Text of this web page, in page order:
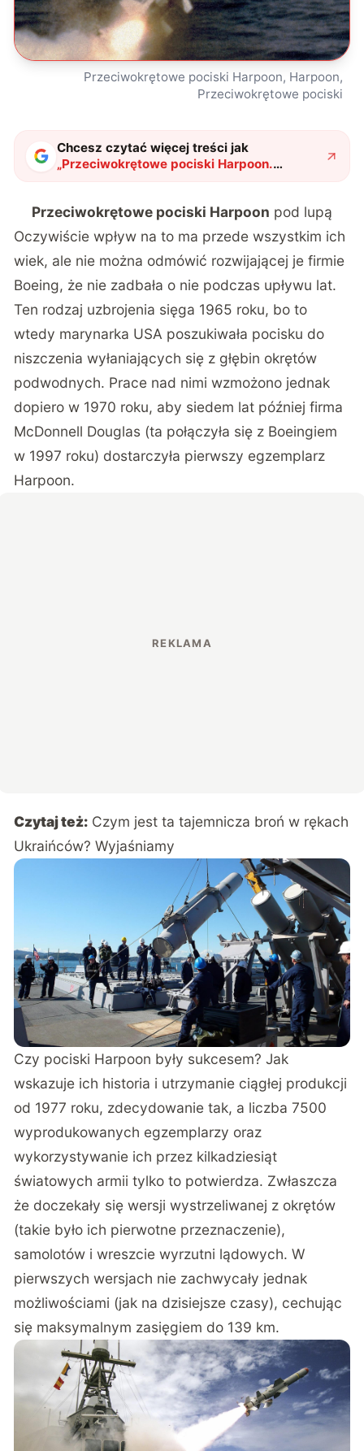
Przeciwokrętowe pociski Harpoon, Harpoon,
Przeciwokrętowe pociski
Chcesz czytać więcej treści jak
„Przeciwokrętowe pociski Harpoon.
Opisujemy lek na przytłaczającą potęgę
Przeciwokrętowe pociski Harpoon pod lupą
Oczywiście wpływ na to ma przede wszystkim ich
wiek, ale nie można odmówić rozwijającej je firmie
Boeing, że nie zadbała o nie podczas upływu lat.
Ten rodzaj uzbrojenia sięga 1965 roku, bo to
wtedy marynarka USA poszukiwała pocisku do
niszczenia wyłaniających się z głębin okrętów
podwodnych. Prace nad nimi wzmożono jednak
dopiero w 1970 roku, aby siedem lat później firma
McDonnell Douglas (ta połączyła się z Boeingiem
w 1997 roku) dostarczyła pierwszy egzemplarz
Harpoon.
Czytaj też: Czym jest ta tajemnicza broń w rękach
Ukraińców? Wyjaśniamy
Czy pociski Harpoon były sukcesem? Jak
wskazuje ich historia i utrzymanie ciągłej produkcji
od 1977 roku, zdecydowanie tak, a liczba 7500
wyprodukowanych egzemplarzy oraz
wykorzystywanie ich przez kilkadziesiąt
światowych armii tylko to potwierdza. Zwłaszcza
że doczekały się wersji wystrzeliwanej z okrętów
(takie było ich pierwotne przeznaczenie),
samolotów i wreszcie wyrzutni lądowych. W
pierwszych wersjach nie zachwycały jednak
możliwościami (jak na dzisiejsze czasy), cechując
się maksymalnym zasięgiem do 139 km.